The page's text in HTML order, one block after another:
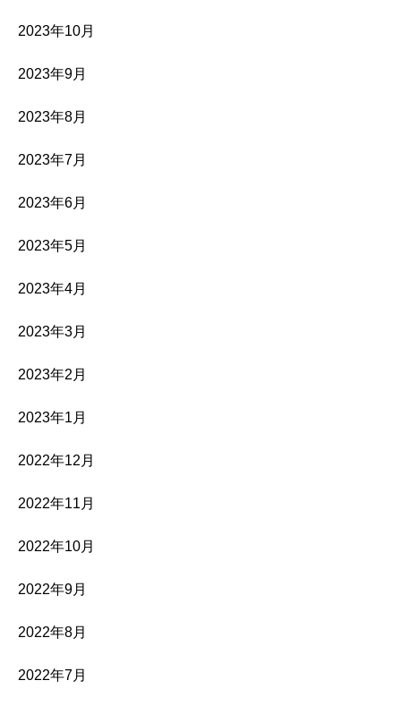
2023年10月
2023年9月
2023年8月
2023年7月
2023年6月
2023年5月
2023年4月
2023年3月
2023年2月
2023年1月
2022年12月
2022年11月
2022年10月
2022年9月
2022年8月
2022年7月